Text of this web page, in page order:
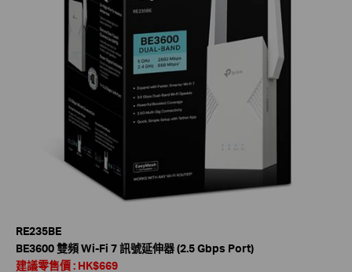
RE235BE
BE3600雙頻 Wi-Fi 7 訊號延伸器 (2.5 Gbps Port)
建議零售價 : HK$669